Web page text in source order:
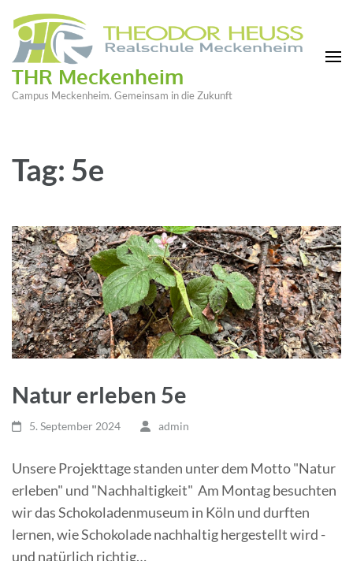
THR Meckenheim
Campus Meckenheim. Gemeinsam in die Zukunft
Tag: 5e
Natur erleben 5e
5. September 2024 admin
Unsere Projekttage standen unter dem Motto "Natur
erleben" und "Nachhaltigkeit" Am Montag besuchten
wir das Schokoladenmuseum in Köln und durften
lernen, wie Schokolade nachhaltig hergestellt wird -
und natürlich richtig…